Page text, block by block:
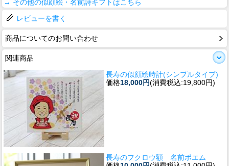
→ その他の似顔絵・名前詩ギフトはこちら
レビューを書く
商品についてのお問い合わせ
関連商品
長寿の似顔絵時計(シンプルタイプ)
価格18,000円(消費税込:19,800円)
長寿のフクロウ額 名前ポエム